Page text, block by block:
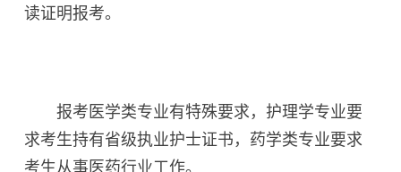
读证明报考。
报考医学类专业有特殊要求，护理学专业要
求考生持有省级执业护士证书，药学类专业要求
考生从事医药行业工作。